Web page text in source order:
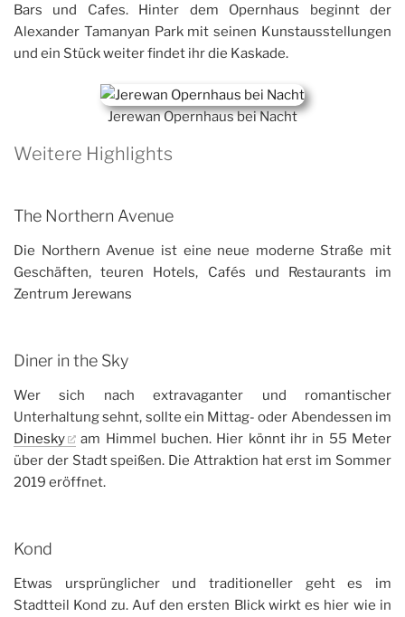
Bars und Cafes. Hinter dem Opernhaus beginnt der
Alexander Tamanyan Park mit seinen Kunstausstellungen
und ein Stück weiter findet ihr die Kaskade.
Jerewan Opernhaus bei Nacht
Weitere Highlights
The Northern Avenue
Die Northern Avenue ist eine neue moderne Straße mit
Geschäften, teuren Hotels, Cafés und Restaurants im
Zentrum Jerewans
Diner in the Sky
Wer sich nach extravaganter und romantischer
Unterhaltung sehnt, sollte ein Mittag- oder Abendessen im
Dinesky
am Himmel buchen. Hier könnt ihr in 55 Meter
über der Stadt speißen. Die Attraktion hat erst im Sommer
2019 eröffnet.
Kond
Etwas ursprünglicher und traditioneller geht es im
Stadtteil Kond zu. Auf den ersten Blick wirkt es hier wie in